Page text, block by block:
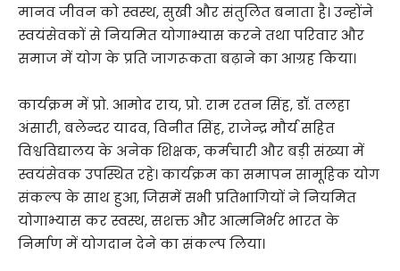
मानव जीवन को स्वस्थ, सुखी और संतुलित बनाता है। उन्होंने
स्वयंसेवकों से नियमित योगाभ्यास करने तथा परिवार और
समाज में योग के प्रति जागरूकता बढ़ाने का आग्रह किया।
कार्यक्रम में प्रो. आमोद राय, प्रो. राम रतन सिंह, डॉ. तलहा
अंसारी, बलेन्दर यादव, विनीत सिंह, राजेन्द्र मौर्य सहित
विश्वविद्यालय के अनेक शिक्षक, कर्मचारी और बड़ी संख्या में
स्वयंसेवक उपस्थित रहे। कार्यक्रम का समापन सामूहिक योग
संकल्प के साथ हुआ, जिसमें सभी प्रतिभागियों ने नियमित
योगाभ्यास कर स्वस्थ, सशक्त और आत्मनिर्भर भारत के
निर्माण में योगदान देने का संकल्प लिया।